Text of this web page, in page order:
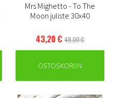
Mrs Mighetto - To The
Moon juliste 30x40
43,20 € 48,00 €
OSTOSKORIIN